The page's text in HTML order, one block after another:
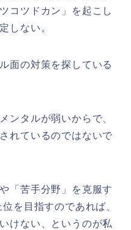
コツドカン」を起こし
しない。
面の対策を探している
ンタルが弱いからで、
れているのではないで
「苦手分野」を克服す
を目指すのであれば、
けない、というのが私